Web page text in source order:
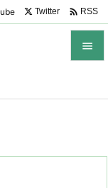

Twitter  RSS